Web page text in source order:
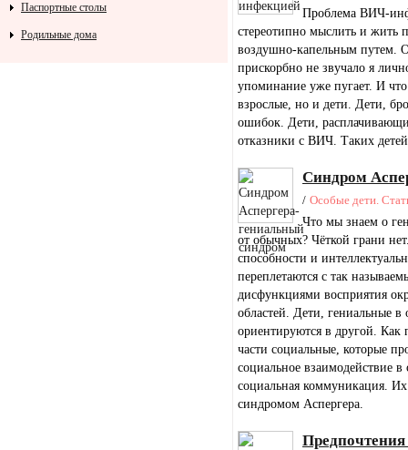
Проблема ВИЧ-
стереотипно мыслить и жить
воздушно-капельным путем.
прискорбно не звучало я
упоминание уже пугает. И
взрослые, но и дети. Дети,
ошибок. Дети,
отказники с ВИЧ. Таких
Синдром
/ Особые дети.
Что мы знаем о
от обычных? Чёткой грани
способности и
переплетаются с так
дисфункциями восприятия
областей. Дети, гениальные в
ориентируются в другой. Как
части социальные, которые
социальное взаимодействие
социальная коммуникация.
синдромом Аспергера.
Паспортные столы
Родильные дома